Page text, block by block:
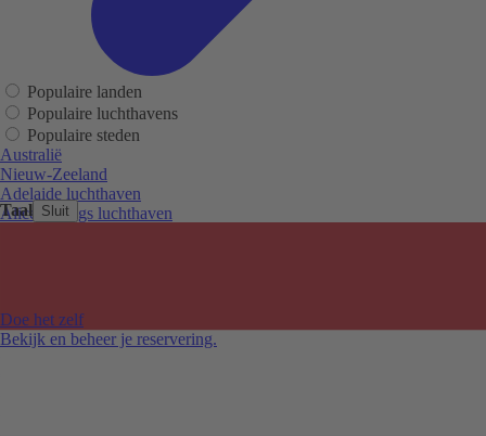
Taal Sluit
Doe het zelf
Bekijk en beheer je reservering.
Populaire landen
Populaire luchthavens
Populaire steden
Australië
Nieuw-Zeeland
Adelaide luchthaven
Alice Springs luchthaven
Melbourne Tullamarine luchthaven
Perth luchthaven
Sydney luchthaven